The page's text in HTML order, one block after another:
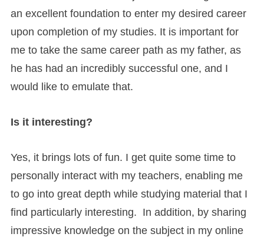
an excellent foundation to enter my desired career
upon completion of my studies. It is important for
me to take the same career path as my father, as
he has had an incredibly successful one, and I
would like to emulate that.
Is it interesting?
Yes, it brings lots of fun. I get quite some time to
personally interact with my teachers, enabling me
to go into great depth while studying material that I
find particularly interesting. In addition, by sharing
impressive knowledge on the subject in my online